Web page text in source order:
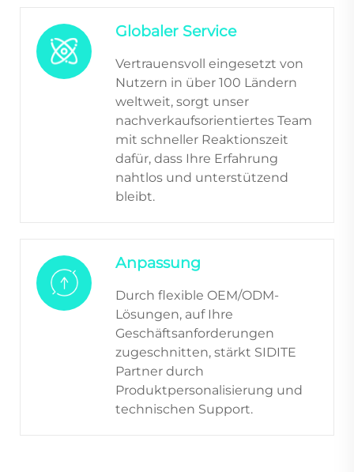
Globaler Service
Vertrauensvoll eingesetzt von
Nutzern in über 100 Ländern
weltweit, sorgt unser
nachverkaufsorientiertes Team
mit schneller Reaktionszeit
dafür, dass Ihre Erfahrung
nahtlos und unterstützend
bleibt.
Anpassung
Durch flexible OEM/ODM-
Lösungen, auf Ihre
Geschäftsanforderungen
zugeschnitten, stärkt SIDITE
Partner durch
Produktpersonalisierung und
technischen Support.